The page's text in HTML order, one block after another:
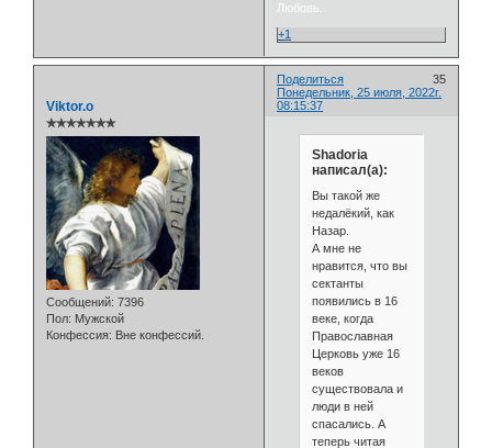
Любовь.
+1
Поделиться
35
Понедельник, 25 июля, 2022г.
08:15:37
Viktor.o
✯✯✯✯✯✯✯
Сообщений: 7396
Пол: Мужской
Конфессия: Вне конфессий.
Shadoria
написал(а):
Вы такой же
недалёкий, как
Назар.
А мне не
нравится, что вы
сектанты
появились в 16
веке, когда
Православная
Церковь уже 16
веков
существовала и
люди в ней
спасались. А
теперь читая